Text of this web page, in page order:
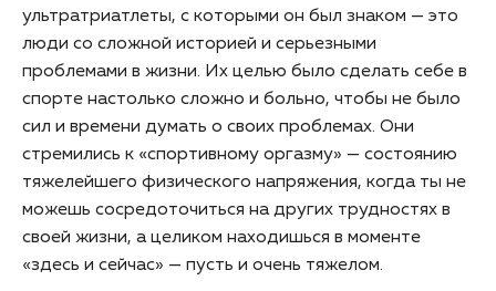
ультратриатлеты, с которыми он был знаком — это
люди со сложной историей и серьезными
проблемами в жизни. Их целью было сделать себе в
спорте настолько сложно и больно, чтобы не было
сил и времени думать о своих проблемах. Они
стремились к «спортивному оргазму» — состоянию
тяжелейшего физического напряжения, когда ты не
можешь сосредоточиться на других трудностях в
своей жизни, а целиком находишься в моменте
«здесь и сейчас» — пусть и очень тяжелом.